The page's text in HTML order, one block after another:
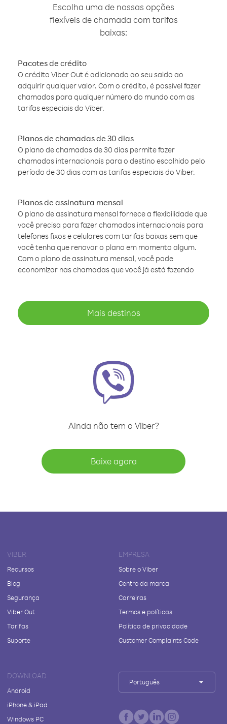
Escolha uma de nossas opções
flexíveis de chamada com tarifas
baixas:
Pacotes de crédito
O crédito Viber Out é adicionado ao seu saldo ao
adquirir qualquer valor. Com o crédito, é possível fazer
chamadas para qualquer número do mundo com as
tarifas especiais do Viber.
Planos de chamadas de 30 dias
O plano de chamadas de 30 dias permite fazer
chamadas internacionais para o destino escolhido pelo
período de 30 dias com as tarifas especiais do Viber.
Planos de assinatura mensal
O plano de assinatura mensal fornece a flexibilidade que
você precisa para fazer chamadas internacionais para
telefones fixos e celulares com tarifas baixas sem que
você tenha que renovar o plano em momento algum.
Com o plano de assinatura mensal, você pode
economizar nas chamadas que você já está fazendo
Mais destinos
Ainda não tem o Viber?
Baixe agora
VIBER
Recursos
Blog
Segurança
Viber Out
Tarifas
Suporte
EMPRESA
Sobre o Viber
Centro da marca
Carreiras
Termos e políticas
Política de privacidade
Customer Complaints Code
DOWNLOAD
Android
iPhone & iPad
Windows PC
Português